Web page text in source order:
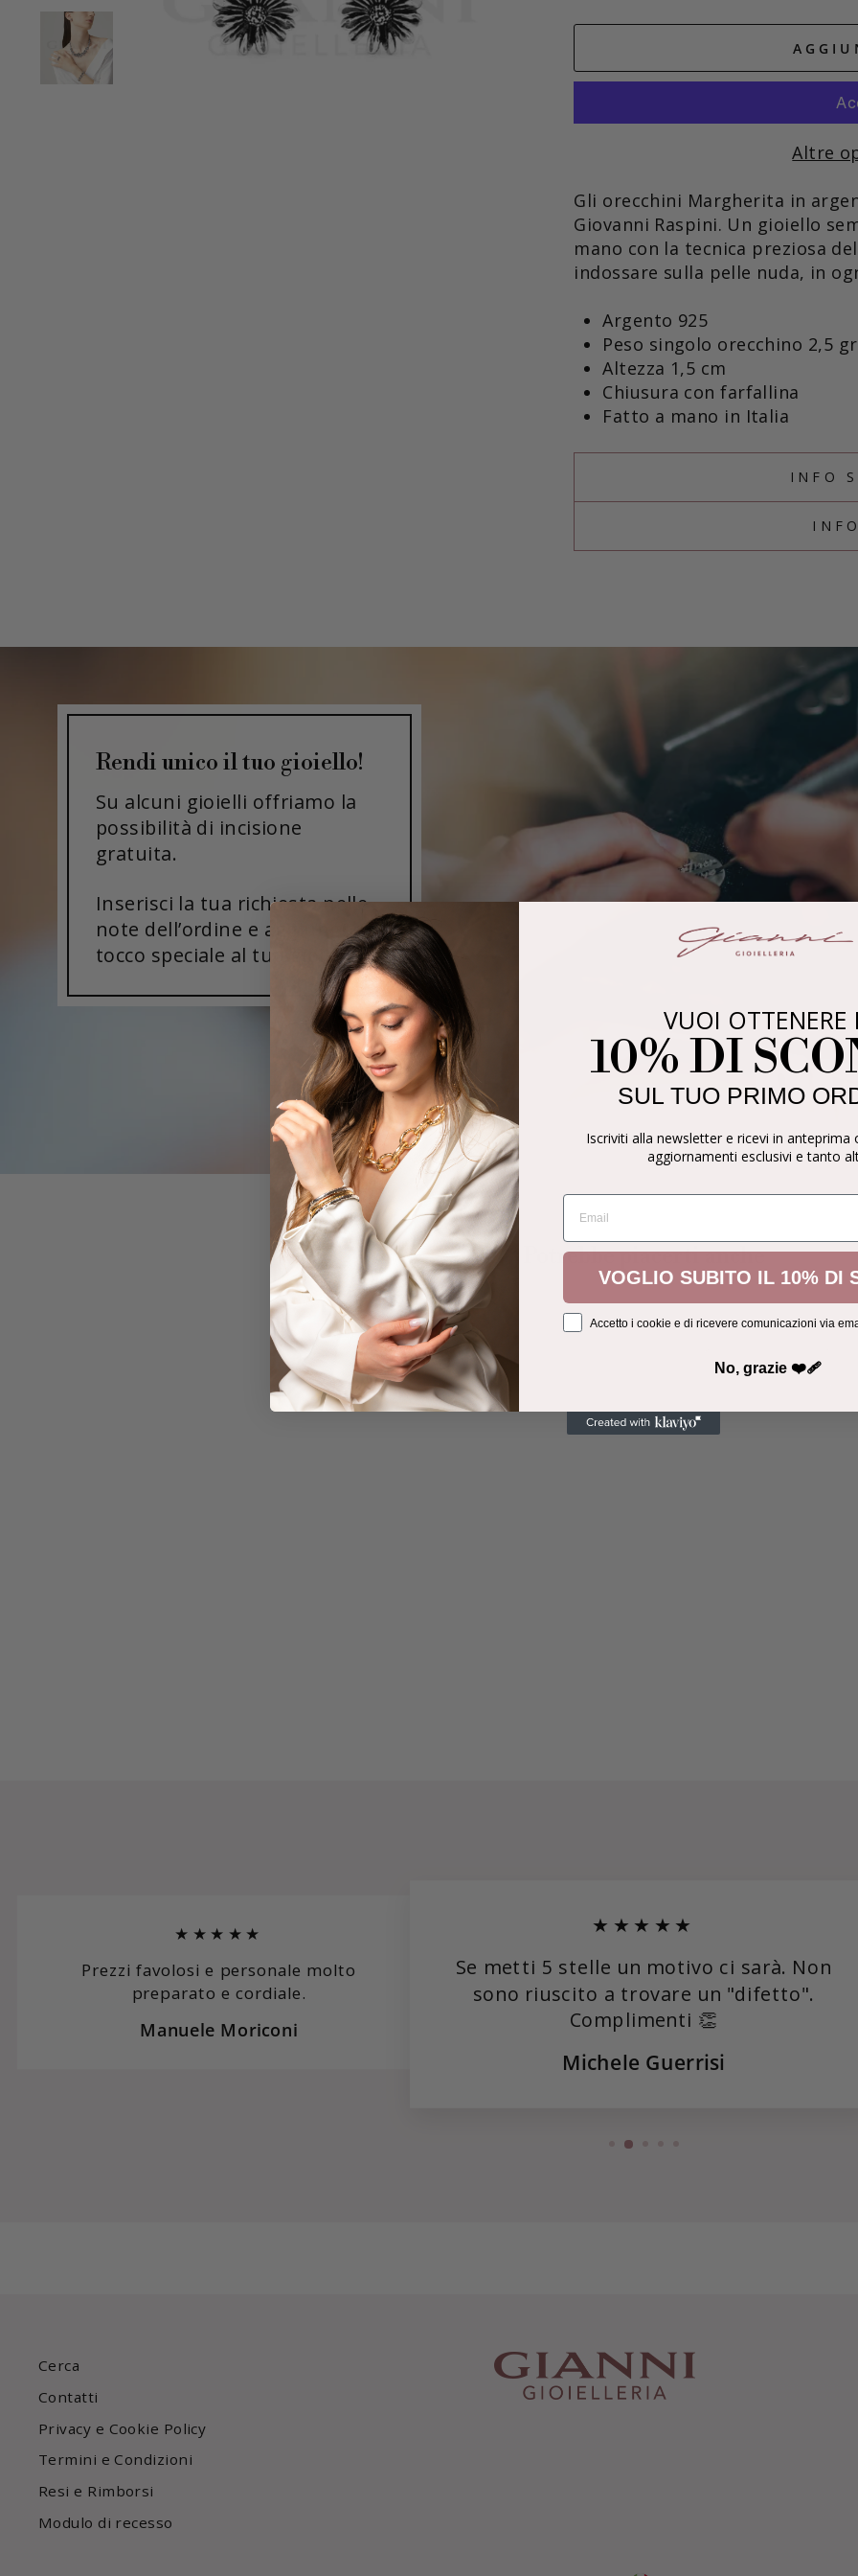
Altre
Gli orecchini Margherita in
Giovanni Raspini. Un gioiello
mano con la tecnica preziosa
indossare sulla pelle nuda, in
Argento 925
Peso singolo orecchino 2,5 gr
Altezza 1,5 cm
Chiusura con farfallina
Fatto a mano in Italia
INFO
Rendi unico il tuo gioiello!
Su alcuni gioielli offriamo la
possibilità di incisione
gratuita.
Inserisci la tua richiesta nelle
note dell’ordine e aggiungi un
tocco speciale al tuo gioiello!
Potrebbe piacerti anche
★★★★★
Prezzi favolosi e personale molto
preparato e cordiale.
Manuele Moriconi
★★★★★
Se metti 5 stelle un motivo ci sarà. Non
sono riuscito a trovare un "difetto".
Complimenti 👏
Michele Guerrisi
Cerca
Contatti
Privacy e Cookie Policy
Termini e Condizioni
Resi e Rimborsi
Modulo di recesso
VUOI OTTENERE
10% DI
SUL TUO PRIMO
Iscriviti alla newsletter e ricevi in anteprima
aggiornamenti esclusivi e tanto
EMAIL
VOGLIO SUBITO IL 10% DI
Accetto i cookie e di ricevere comunicazioni via
No, grazie ❤️‍🩹